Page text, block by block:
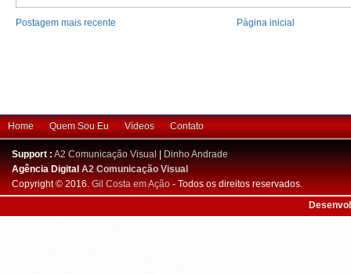
Postagem mais recente Página inicial
Home Quem Sou Eu Vídeos Contato
Support : A2 Comunicação Visual
Dinho Andrade
Agência DigitalA2 Comunicação Visual
Copyright © 2016. Gil Costa em Ação - Todos os direitos reservados.